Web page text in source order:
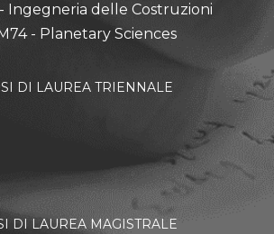
- Ingegneria delle Costruzioni
- Planetary Sciences
DI LAUREA TRIENNALE
DI LAUREA MAGISTRALE